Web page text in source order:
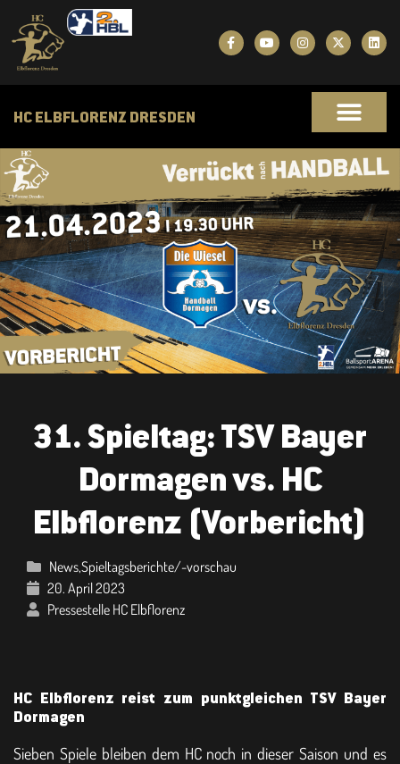
HC ELBFLORENZ DRESDEN
31. Spieltag: TSV Bayer
Dormagen vs. HC
Elbflorenz (Vorbericht)
News,Spieltagsberichte/-vorschau
20. April 2023
Pressestelle HC Elbflorenz
HC Elbflorenz reist zum punktgleichen TSV Bayer
Dormagen
Sieben Spiele bleiben dem HC noch in dieser Saison und es